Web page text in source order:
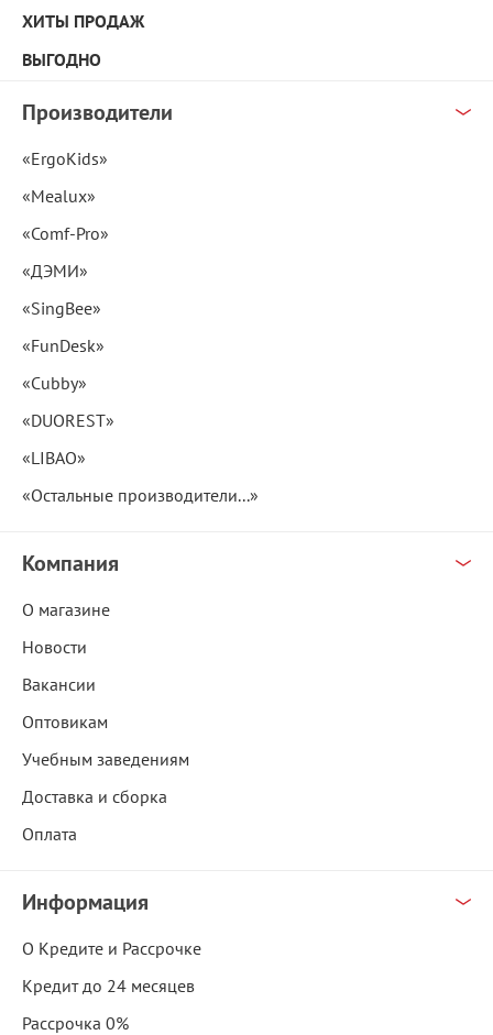
ХИТЫ ПРОДАЖ
ВЫГОДНО
Производители
«ErgoKids»
«Mealux»
«Comf-Pro»
«ДЭМИ»
«SingBee»
«FunDesk»
«Cubby»
«DUOREST»
«LIBAO»
«Остальные производители...»
Компания
О магазине
Новости
Вакансии
Оптовикам
Учебным заведениям
Доставка и сборка
Оплата
Информация
О Кредите и Рассрочке
Кредит до 24 месяцев
Рассрочка 0%